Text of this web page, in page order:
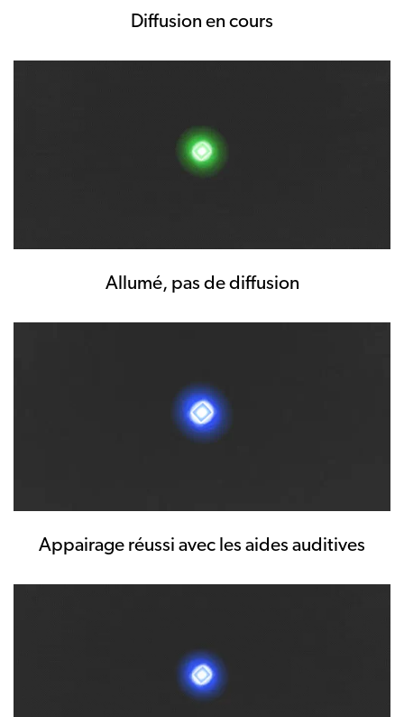
Diffusion en cours
Allumé, pas de diffusion
Appairage réussi avec les aides auditives